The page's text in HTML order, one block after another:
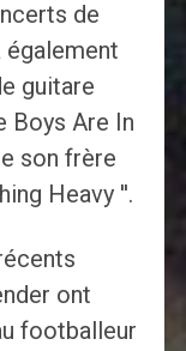
de
guitare
Boys Are In
son frère
Heavy ''.
ont
footballeur